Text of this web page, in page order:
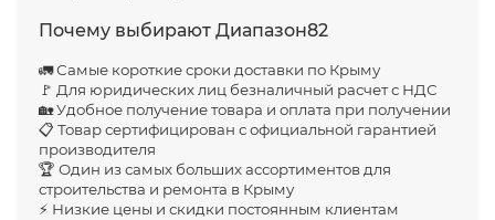
Почему выбирают Диапазон82
🚛 Самые короткие сроки доставки по Крыму
🚩 Для юридических лиц безналичный расчет с НДС
🏡 Удобное получение товара и оплата при получении
📋 Товар сертифицирован с официальной гарантией
производителя
🏆 Один из самых больших ассортиментов для
строительства и ремонта в Крыму
⚡ Низкие цены и скидки постоянным клиентам